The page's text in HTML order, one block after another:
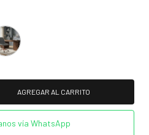
vía WhatsApp